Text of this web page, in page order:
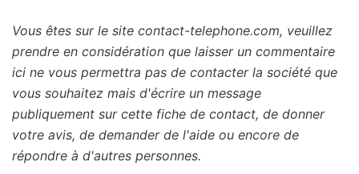
Vous êtes sur le site contact-telephone.com, veuillez
prendre en considération que laisser un commentaire
ici ne vous permettra pas de contacter la société que
vous souhaitez mais d'écrire un message
publiquement sur cette fiche de contact, de donner
votre avis, de demander de l'aide ou encore de
répondre à d'autres personnes.